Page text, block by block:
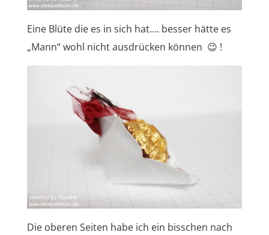
Eine Blüte die es in sich hat…. besser hätte es
„Mann“ wohl nicht ausdrücken können 😉 !
Die oberen Seiten habe ich ein bisschen nach